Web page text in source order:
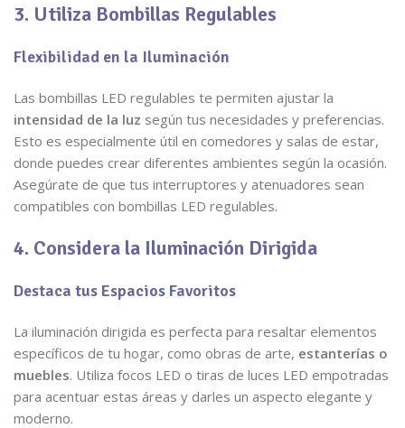
3. Utiliza Bombillas Regulables
Flexibilidad en la Iluminación
Las bombillas LED regulables te permiten ajustar la
intensidad de la luz según tus necesidades y preferencias.
Esto es especialmente útil en comedores y salas de estar,
donde puedes crear diferentes ambientes según la ocasión.
Asegúrate de que tus interruptores y atenuadores sean
compatibles con bombillas LED regulables.
4. Considera la Iluminación Dirigida
Destaca tus Espacios Favoritos
La iluminación dirigida es perfecta para resaltar elementos
específicos de tu hogar, como obras de arte, estanterías o
muebles. Utiliza focos LED o tiras de luces LED empotradas
para acentuar estas áreas y darles un aspecto elegante y
moderno.